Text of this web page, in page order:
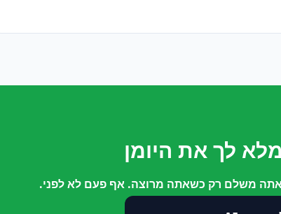
לך את היומן
משלם רק כשאתה מרוצה. אף פעם לא לפני.